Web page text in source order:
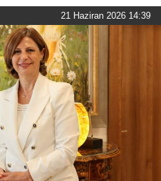
21 Haziran 2026 14:39